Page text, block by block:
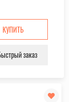
КУПИТЬ
заказ